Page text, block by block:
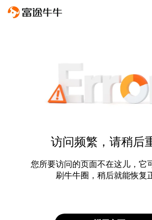
访问频繁，请稍后
您所要访问的页面不在这儿，它
刷牛牛圈，稍后就能恢复